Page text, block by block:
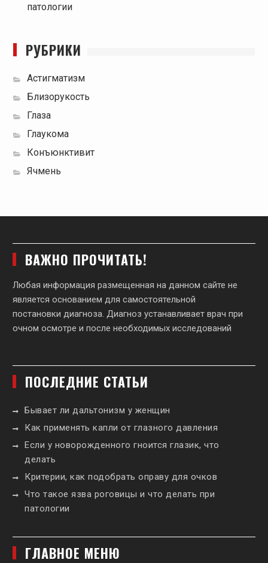
патологии
РУБРИКИ
Астигматизм
Близорукость
Глаза
Глаукома
Конъюнктивит
Ячмень
ВАЖНО ПРОЧИТАТЬ!
Любая информация размещенная на данном сайте не
является основанием для самостоятельной
постановки диагноза. Диагноз устанавливает врач при
очном осмотре и после необходимых исследований
ПОСЛЕДНИЕ СТАТЬИ
Бывает ли дальтонизм у женщин
Как применять капли от глазного давления
Если у новорожденного гноится глазик, что
делать
Критерии, как подобрать оправу для очков
Что такое язва роговицы и что делать при
патологии
ГЛАВНОЕ МЕНЮ